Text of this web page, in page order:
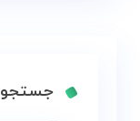
جستجو